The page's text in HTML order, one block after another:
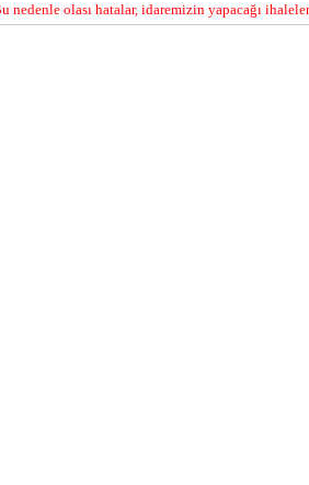
olası hatalar, idaremizin yapacağı